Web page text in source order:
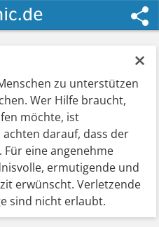
×
zu unterstützen
Wer Hilfe braucht,
möchte, ist
darauf, dass der
eine angenehme
ermutigende und
erwünscht. Verletzende
sind nicht erlaubt.